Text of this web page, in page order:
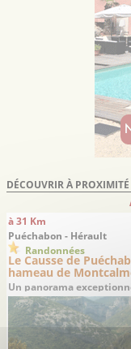
DÉCOUVRIR À PROXIMITÉ
à 31 Km
Puéchabon - Hérault
Randonnées
Le Causse de
hameau de
Un panorama
Saint-Guilhem-le-Désert